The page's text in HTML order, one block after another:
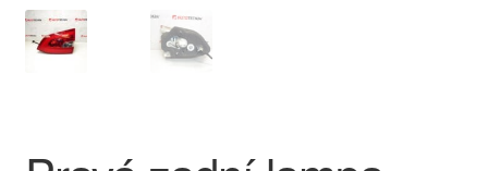
Platby
Reklamace